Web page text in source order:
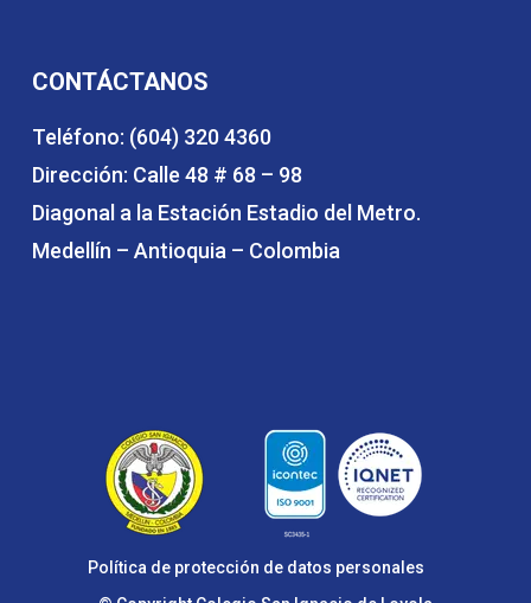
CONTÁCTANOS
Teléfono: (604) 320 4360
Dirección: Calle 48 # 68 – 98
Diagonal a la Estación Estadio del Metro.
Medellín – Antioquia – Colombia
Política de protección de datos personales